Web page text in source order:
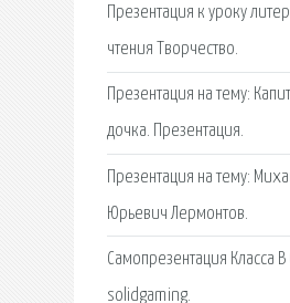
Презентация к уроку
чтения Творчество.
Презентация на тему:
дочка. Презентация.
Презентация на тему:
Юрьевич Лермонтов.
Самопрезентация Класса
solidgaming.